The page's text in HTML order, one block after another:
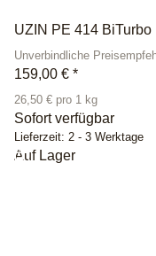
UZIN PE 414
Unverbindliche
159,00 € *
26,50 € pro 1 kg
Sofort verfügbar
Lieferzeit: 2 - 3 Werktage
Auf Lager